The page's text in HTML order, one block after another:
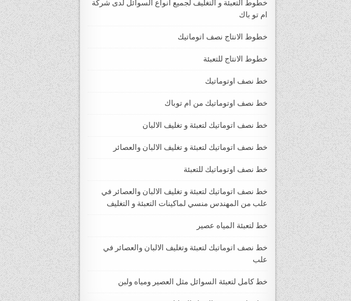
خطوط التعبئة و التغليف لجميع أنواع السوائل لدى شركة
ام تو باك
خطوط الانتاج نصف اتوماتيك
خطوط الانتاج للتعبئة
خط نصف اوتوماتيك
خط نصف اوتوماتيك من ام توباك
خط نصف اتوماتيك لتعبئة و تغليف الالبان
خط نصف اتوماتيك لتعبئة و تغليف الالبان والعصائر
خط نصف اوتوماتيك للتعبئة
خط نصف اتوماتيك لتعبئة و تغليف الالبان والعصائر في
علب من المهندس منسي لماكينات التعبئة و التغليف
خط لتعبئة المياه عصير
خط نصف اتوماتيك لتعبئة وتغليف الالبان والعصائر في
علب
خط كامل لتعبئة السوائل مثل العصير ومياه ولبن